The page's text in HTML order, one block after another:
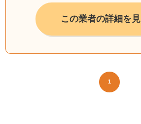
この業者の詳細を
1